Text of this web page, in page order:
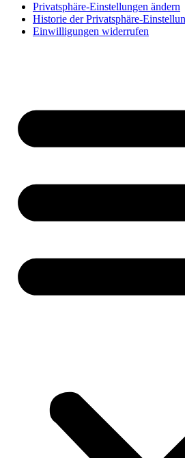
Privatsphäre-Einstellungen ändern
Historie der Privatsphäre-
Einwilligungen widerrufen